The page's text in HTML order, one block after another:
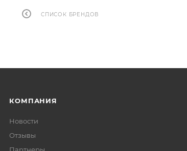
СПИСОК БРЕНДОВ
КОМПАНИЯ
Новости
Отзывы